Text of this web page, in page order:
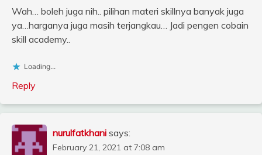
Wah… boleh juga nih.. pilihan materi skillnya banyak juga
ya…harganya juga masih terjangkau… Jadi pengen cobain
skill academy..
Loading...
Reply
nurulfatkhani says:
February 21, 2021 at 7:08 am